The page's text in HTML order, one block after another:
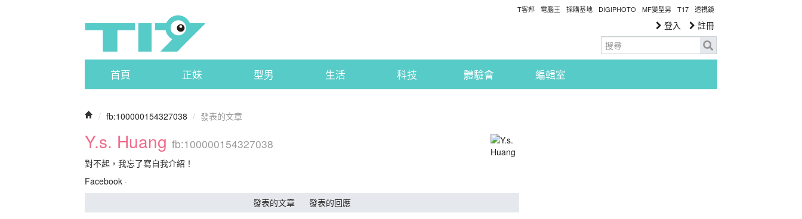
T客邦 電腦王 採購基地 DIGIPHOTO MF變型男 T17 透視鏡
登入 註冊
首頁 正妹 型男 生活 科技 體驗會 編輯室
/ fb:100000154327038 / 發表的文章
Y.s. Huang fb:100000154327038
對不起，我忘了寫自我介紹！
Facebook ·
發表的文章
發表的回應